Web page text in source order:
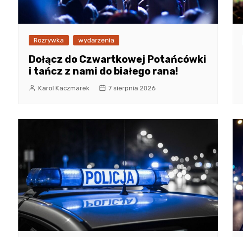
Rozrywka wydarzenia
Dołącz do Czwartkowej Potańcówki
i tańcz z nami do białego rana!
Karol Kaczmarek 7 sierpnia 2026